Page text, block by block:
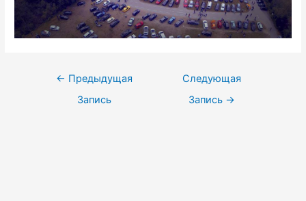
Навигация
← Предыдущая
Запись
Следующая
Запись →